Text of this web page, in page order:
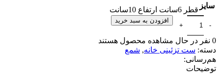
سایز قطر 6سانت ارتفاع 10سانت
ست شمع دکوراتیو مشکی طلایی عدد
افزودن به سبد خرید
0 نفر در حال مشاهده محصول هستند
دسته: ست تزئینی خانه, شمع
هم‌رسانی:
توضیحات